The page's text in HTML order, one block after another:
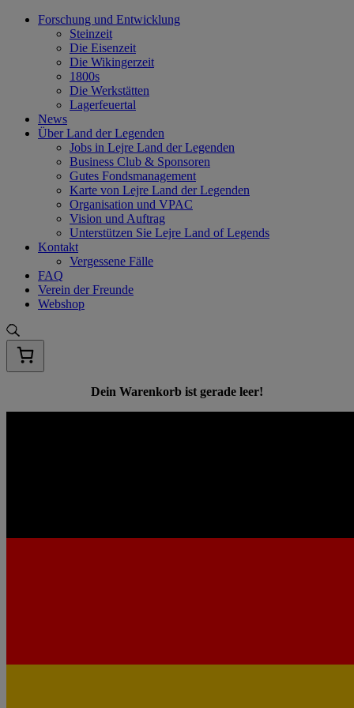
Skip
Forschung und Entwicklung
Steinzeit
Die Eisenzeit
Die Wikingerzeit
1800s
Die Werkstätten
Lagerfeuertal
News
Über Land der Legenden
Jobs in Lejre Land der Legenden
Business Club & Sponsoren
Gutes Fondsmanagement
Karte von Lejre Land der Legenden
Organisation und VPAC
Vision und Auftrag
Unterstützen Sie Lejre Land of Legends
Kontakt
Vergessene Fälle
FAQ
Verein der Freunde
Webshop
Dein Warenkorb ist gerade leer!